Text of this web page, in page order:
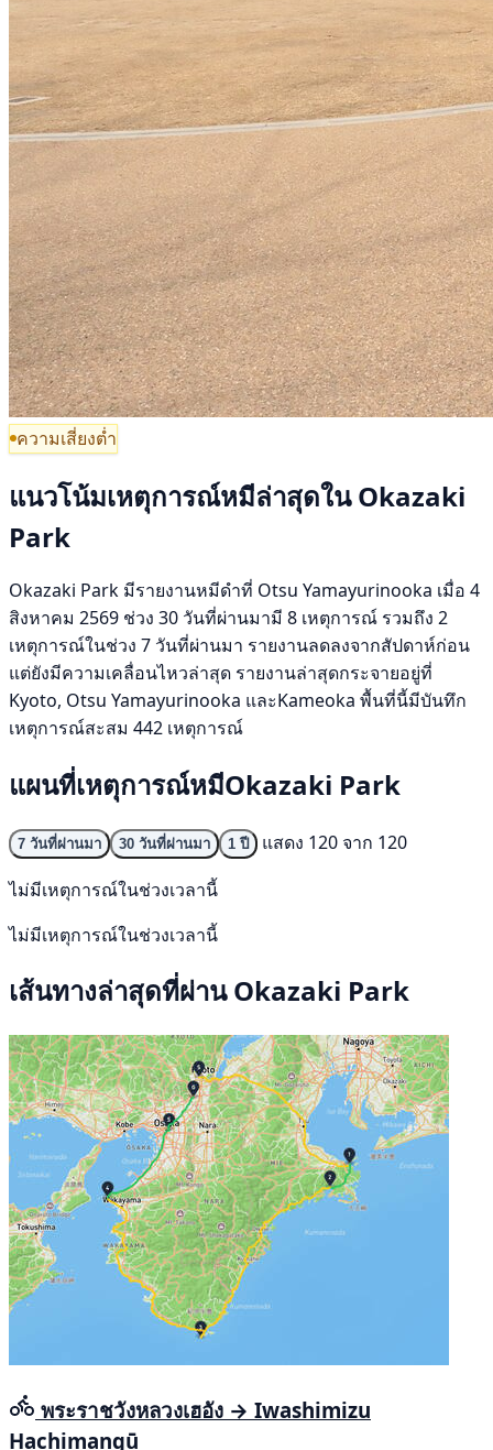
ความเสี่ยงต่ำ
แนวโน้มเหตุการณ์หมีล่าสุดใน Okazaki
Park
Okazaki Park มีรายงานหมีดำที่ Otsu Yamayurinooka เมื่อ 4
สิงหาคม 2569 ช่วง 30 วันที่ผ่านมามี 8 เหตุการณ์ รวมถึง 2
เหตุการณ์ในช่วง 7 วันที่ผ่านมา รายงานลดลงจากสัปดาห์ก่อน
แต่ยังมีความเคลื่อนไหวล่าสุด รายงานล่าสุดกระจายอยู่ที่
Kyoto, Otsu Yamayurinooka และKameoka พื้นที่นี้มีบันทึก
เหตุการณ์สะสม 442 เหตุการณ์
แผนที่เหตุการณ์หมีOkazaki Park
7 วันที่ผ่านมา 30 วันที่ผ่านมา 1 ปี
แสดง 120 จาก 120
ไม่มีเหตุการณ์ในช่วงเวลานี้
ไม่มีเหตุการณ์ในช่วงเวลานี้
เส้นทางล่าสุดที่ผ่าน Okazaki Park
พระราชวังหลวงเฮอัง → Iwashimizu
Hachimangū